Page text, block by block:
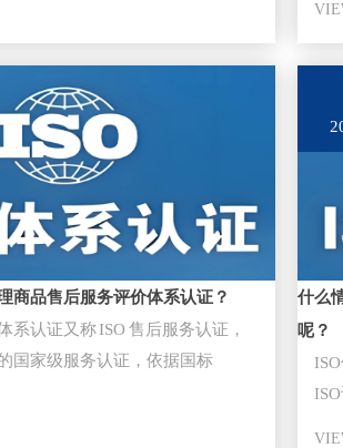
商品售后服务评价体系认证？
系认证又称 ISO 售后服务认证，
国家级服务认证，依据国标
什么
呢？